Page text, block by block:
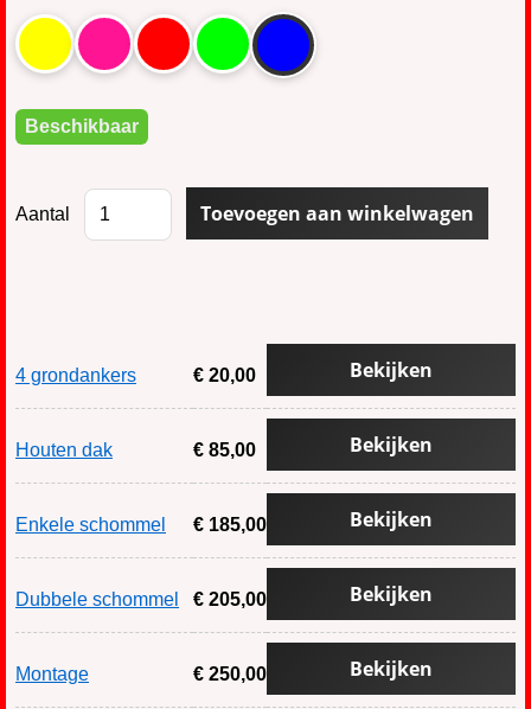
Beschikbaar
Aantal
4 grondankers € 20,00 Bekijken
Houten dak € 85,00 Bekijken
Enkele schommel € 185,00 Bekijken
Dubbele schommel € 205,00 Bekijken
Montage € 250,00 Bekijken